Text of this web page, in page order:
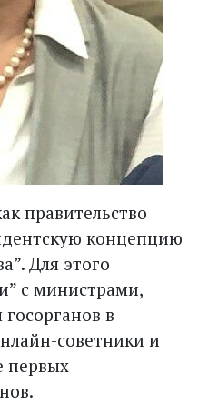
правительство
концепцию
Для этого
с министрами,
в
советники и
первых